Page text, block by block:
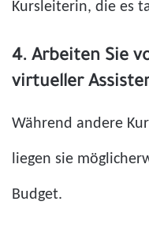
Kursleiterin, die es
4. Arbeiten Sie
virtueller
Während andere
liegen sie
Budget.